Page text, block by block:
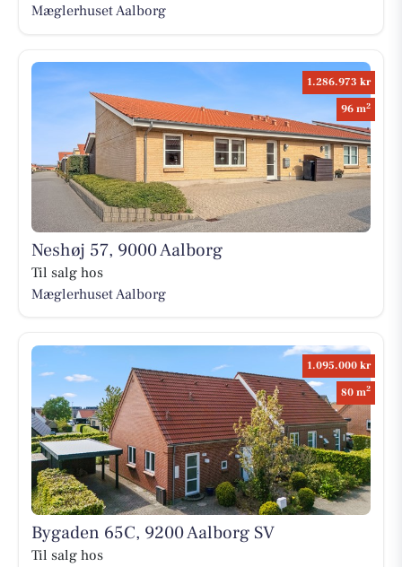
Mæglerhuset Aalborg
1.286.973 kr
96 m2
Neshøj 57, 9000 Aalborg
Til salg hos
Mæglerhuset Aalborg
1.095.000 kr
80 m2
Bygaden 65C, 9200 Aalborg SV
Til salg hos